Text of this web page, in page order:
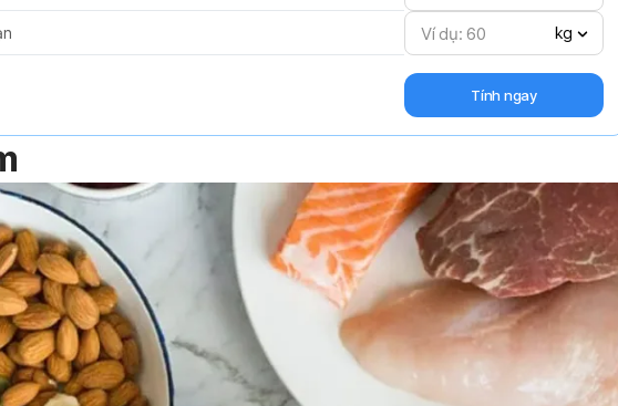
kg
Tính ngay